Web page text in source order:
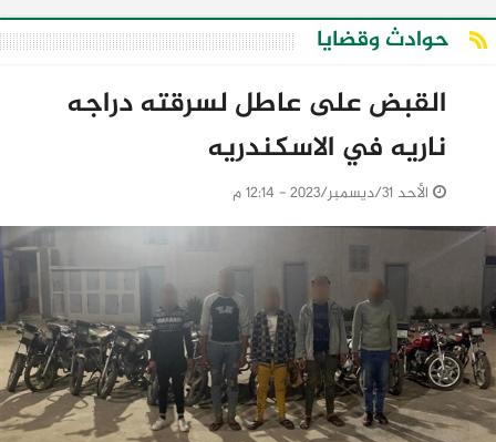
حوادث وقضايا
القبض على عاطل لسرقته دراجه
ناريه في الاسكندريه
الأحد 31/ديسمبر/2023 - 12:14 م